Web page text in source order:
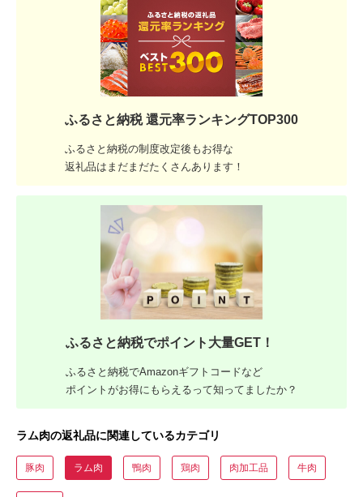
ふるさと納税 還元率ランキングTOP300
ふるさと納税の制度改定後もお得な
返礼品はまだまだたくさんあります！
ふるさと納税でポイント大量GET！
ふるさと納税でAmazonギフトコードなど
ポイントがお得にもらえるって知ってましたか？
ラム肉の返礼品に関連しているカテゴリ
豚肉 ラム肉 鴨肉 鶏肉 肉加工品 牛肉